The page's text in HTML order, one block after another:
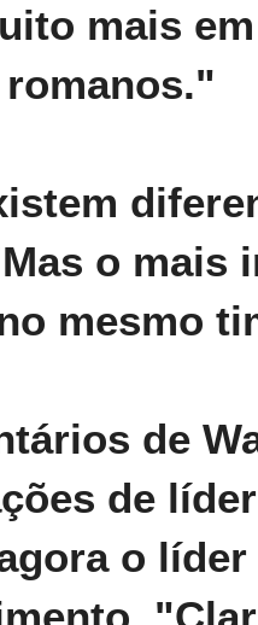
mais
."
Mas o mais
mesmo
de
de
o líder